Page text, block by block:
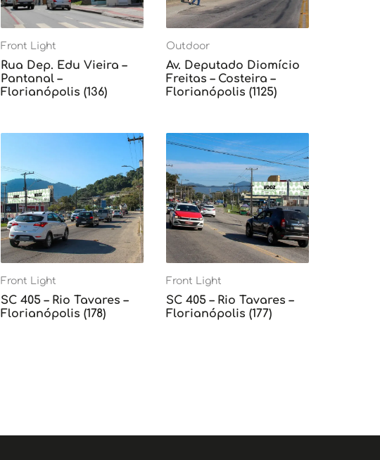
Front Light
Rua Dep. Edu Vieira –
Pantanal –
Florianópolis (136)
Outdoor
Av. Deputado Diomício
Freitas – Costeira –
Florianópolis (1125)
Front Light
SC 405 – Rio Tavares –
Florianópolis (178)
Front Light
SC 405 – Rio Tavares –
Florianópolis (177)